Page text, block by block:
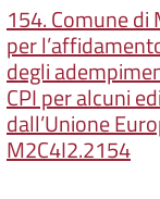
154. Comune
per
degli
CPI per alcuni
dall’Unione
M2C4I2.2154